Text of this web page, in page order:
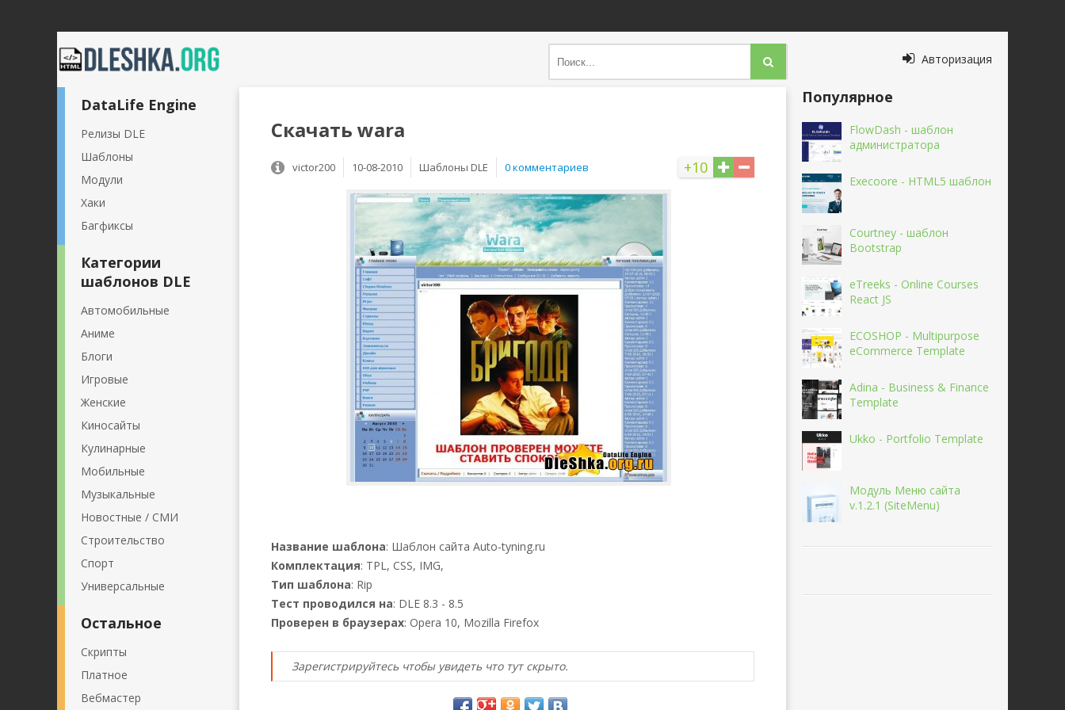
Авторизация
Скачать wara
+10
victor200 10-08-2010 Шаблоны DLE 0 комментариев
Название шаблона: Шаблон сайта Auto-tyning.ru
Комплектация: TPL, CSS, IMG,
Тип шаблона: Rip
Тест проводился на: DLE 8.3 - 8.5
Проверен в браузерах: Opera 10, Mozilla Firefox
Зарегистрируйтесь чтобы увидеть что тут скрыто.
DataLife Engine
Релизы DLE
Шаблоны
Модули
Хаки
Багфиксы
Категории
шаблонов DLE
Автомобильные
Аниме
Блоги
Игровые
Женские
Киносайты
Кулинарные
Мобильные
Музыкальные
Новостные / СМИ
Строительство
Спорт
Универсальные
Остальное
Скрипты
Платное
Вебмастер
Популярное
FlowDash - шаблон
администратора
Execoore - HTML5 шаблон
Courtney - шаблон
Bootstrap
eTreeks - Online Courses
React JS
ECOSHOP - Multipurpose
eCommerce Template
Adina - Business & Finance
Template
Ukko - Portfolio Template
Модуль Меню сайта
v.1.2.1 (SiteMenu)